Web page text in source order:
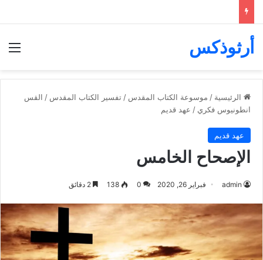
أرثوذكس
الرئيسية / موسوعة الكتاب المقدس / تفسير الكتاب المقدس / القس
انطونيوس فكري / عهد قديم
عهد قديم
الإصحاح الخامس
admin فبراير 26, 2020 0
138